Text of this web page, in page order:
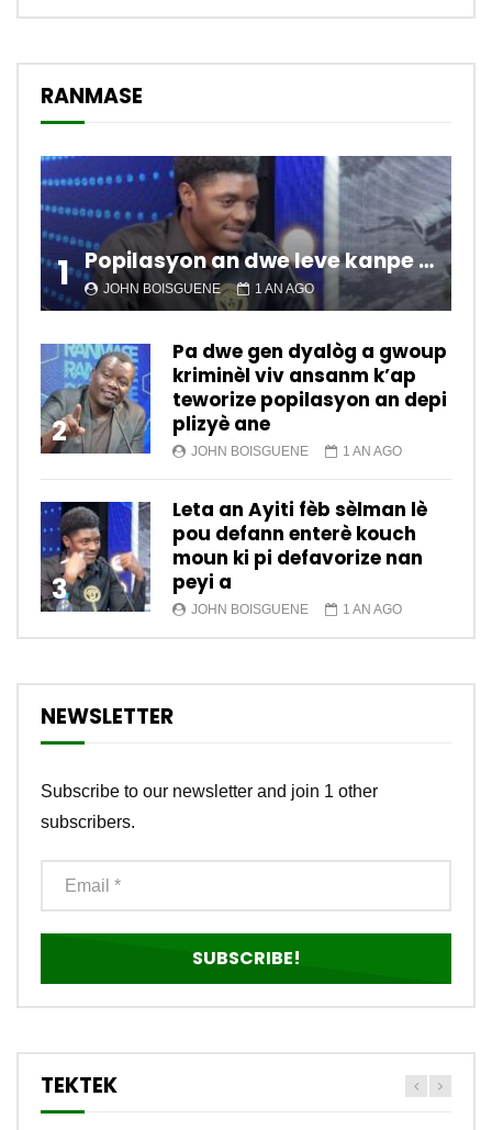
RANMASE
1 Popilasyon an dwe leve kanpe pou chanje sitiyasyon kawotik l’ap viv nan peyi a.
JOHN BOISGUENE 1 AN AGO
2
Pa dwe gen dyalòg a gwoup
kriminèl viv ansanm k’ap
teworize popilasyon an depi
plizyè ane
JOHN BOISGUENE 1 AN AGO
3
Leta an Ayiti fèb sèlman lè
pou defann enterè kouch
moun ki pi defavorize nan
peyi a
JOHN BOISGUENE 1 AN AGO
NEWSLETTER
Subscribe to our newsletter and join 1 other
subscribers.
TEKTEK